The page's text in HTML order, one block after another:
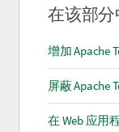
在该部分
增加 Apache
屏蔽 Apache
在 Web 应用